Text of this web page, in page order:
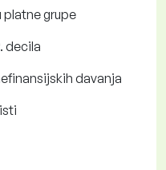
platne grupe
decila
davanja